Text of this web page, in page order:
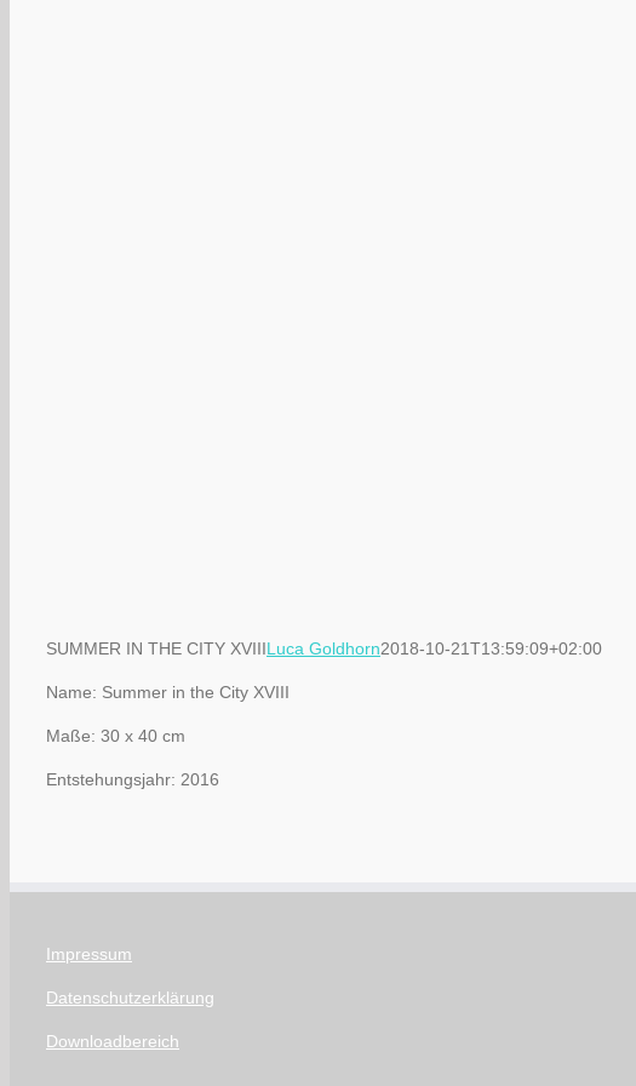
SUMMER IN THE CITY XVIIILuca Goldhorn2018-10-21T13:59:09+02:00
Name: Summer in the City XVIII
Maße: 30 x 40 cm
Entstehungsjahr: 2016
Impressum
Datenschutzerklärung
Downloadbereich